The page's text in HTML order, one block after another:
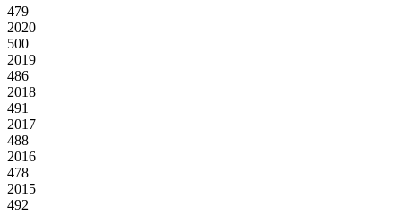
479
2020
500
2019
486
2018
491
2017
488
2016
478
2015
492